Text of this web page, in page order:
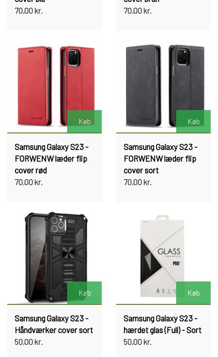
70,00 kr.
70,00 kr.
Køb
Samsung Galaxy S23 -
FORWENW læder flip
cover rød
70,00 kr.
Køb
Samsung Galaxy S23 -
FORWENW læder flip
cover sort
70,00 kr.
Køb
Samsung Galaxy S23 -
Håndværker cover sort
50,00 kr.
Køb
Samsung Galaxy S23 -
hærdet glas (Full) - Sort
50,00 kr.